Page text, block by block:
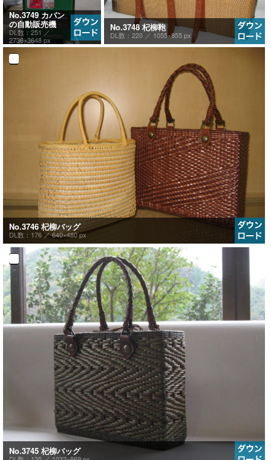
No.3749 カバン
の自動販売機
DL数：251 ／
2736×3648 px
No.3748 杞柳鞄
DL数：220 ／ 1055×855 px
No.3746 杞柳バッグ
DL数：176 ／640×480 px
No.3745 杞柳バッグ